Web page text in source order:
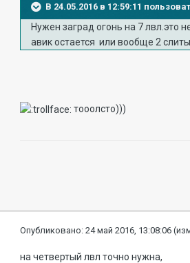
В 24.05.2016 в 12:59:11
Нужен заград огонь на 7 лвл.это
авик остается или вообще 2 слиты.
тооолсто)))
Опубликовано:24 май 2016, 13:08:06
на четвертый лвл точно нужна,